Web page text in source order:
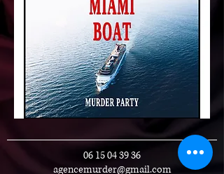
06 15 04 39 36
agencemurder@gmail.com